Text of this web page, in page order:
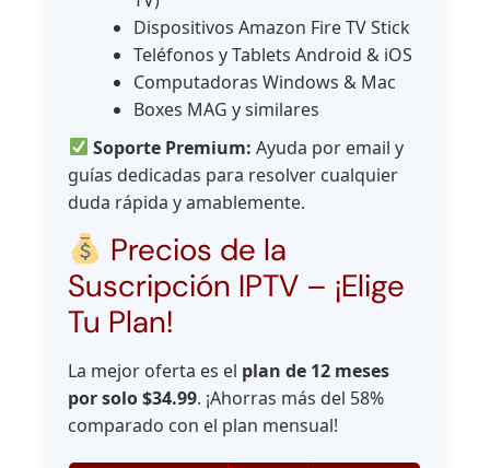
Dispositivos Amazon Fire TV Stick
Teléfonos y Tablets Android & iOS
Computadoras Windows & Mac
Boxes MAG y similares
Soporte Premium: Ayuda por email y
guías dedicadas para resolver cualquier
duda rápida y amablemente.
Precios de la
Suscripción IPTV – ¡Elige
Tu Plan!
La mejor oferta es el plan de 12 meses
por solo $34.99. ¡Ahorras más del 58%
comparado con el plan mensual!